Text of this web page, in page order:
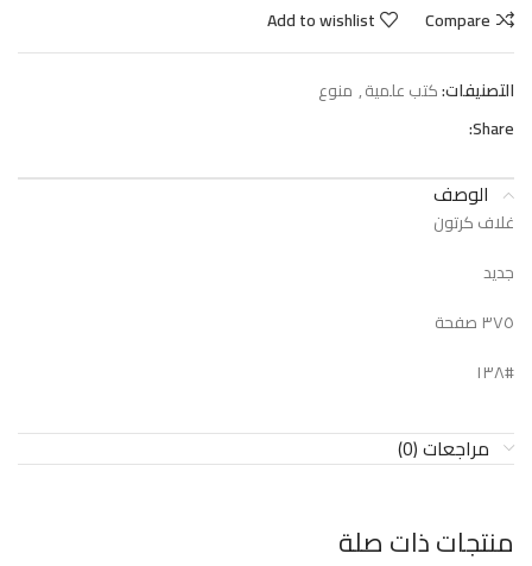
Compare
Add to wishlist
التصنيفات:كتب علمية, منوع
Share:
الوصف
غلاف كرتون
جديد
٣٧٥ صفحة
#١٣٨
مراجعات (0)
منتجات ذات صلة